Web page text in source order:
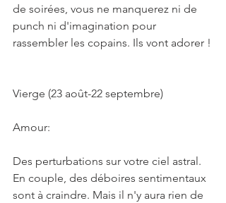
de soirées, vous ne manquerez ni de
punch ni d'imagination pour
rassembler les copains. Ils vont adorer !
Vierge (23 août-22 septembre)
Amour:
Des perturbations sur votre ciel astral.
En couple, des déboires sentimentaux
sont à craindre. Mais il n'y aura rien de